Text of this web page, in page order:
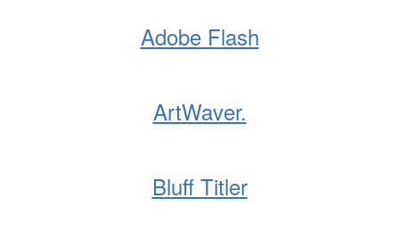
Adobe Flash
ArtWaver.
Bluff Titler